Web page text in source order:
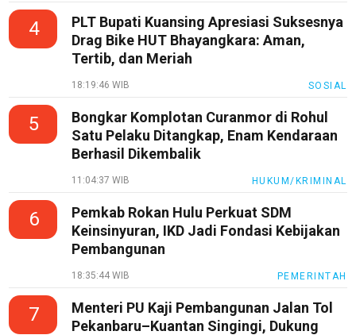
4
PLT Bupati Kuansing Apresiasi Suksesnya
Drag Bike HUT Bhayangkara: Aman,
Tertib, dan Meriah
18:19:46 WIB SOSIAL
5
Bongkar Komplotan Curanmor di Rohul
Satu Pelaku Ditangkap, Enam Kendaraan
Berhasil Dikembalik
11:04:37 WIB HUKUM/KRIMINAL
6
Pemkab Rokan Hulu Perkuat SDM
Keinsinyuran, IKD Jadi Fondasi Kebijakan
Pembangunan
18:35:44 WIB PEMERINTAH
7
Menteri PU Kaji Pembangunan Jalan Tol
Pekanbaru–Kuantan Singingi, Dukung
Disclaimer
Tentang
Kami
Siber
Redaksi